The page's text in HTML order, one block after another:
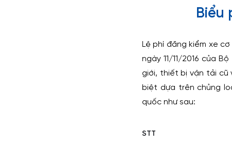
Biểu
Lệ phí đăng kiểm xe
ngày 11/11/2016 của
giới, thiết bị vận tải cũ
biệt dựa trên chủng
quốc như sau:
STT